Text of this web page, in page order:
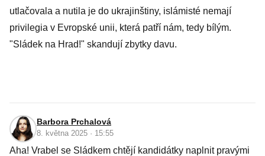
utlačovala a nutila je do ukrajinštiny, islámisté nemají
privilegia v Evropské unii, která patří nám, tedy bílým.
"Sládek na Hrad!" skandují zbytky davu.
Barbora Prchalová
8. května 2025 · 15:55
Aha! Vrabel se Sládkem chtějí kandidátky naplnit pravými